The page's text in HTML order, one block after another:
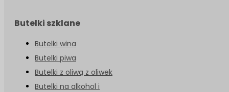
Butelki szklane
Butelki wina
Butelki piwa
Butelki z oliwą z oliwek
Butelki na alkohol i